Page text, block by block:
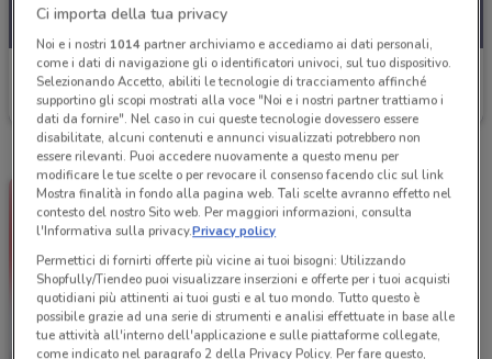
MediaWorld
Scade il 19/08
Ci importa della tua privacy
Noi e i nostri 1014partner archiviamo e accediamo ai dati personali,
come i dati di navigazione gli o identificatori univoci, sul tuo dispositivo.
Selezionando Accetto, abiliti le tecnologie di tracciamento affinché
supportino gli scopi mostrati alla voce "Noi e i nostri partner trattiamo i
dati da fornire". Nel caso in cui queste tecnologie dovessero essere
disabilitate, alcuni contenuti e annunci visualizzati potrebbero non
essere rilevanti. Puoi accedere nuovamente a questo menu per
modificare le tue scelte o per revocare il consenso facendo clic sul link
Mostra finalità in fondo alla pagina web. Tali scelte avranno effetto nel
contesto del nostro Sito web. Per maggiori informazioni, consulta
l'Informativa sulla privacy.Privacy policy
Permettici di fornirti offerte più vicine ai tuoi bisogni: Utilizzando
Shopfully/Tiendeo puoi visualizzare inserzioni e offerte per i tuoi acquisti
quotidiani più attinenti ai tuoi gusti e al tuo mondo. Tutto questo è
possibile grazie ad una serie di strumenti e analisi effettuate in base alle
tue attività all'interno dell'applicazione e sulle piattaforme collegate,
come indicato nel paragrafo 2 della Privacy Policy. Per fare questo,